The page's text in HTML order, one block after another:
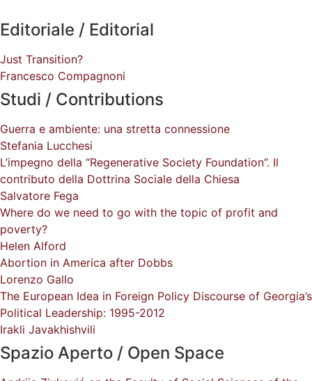
Editoriale / Editorial
Just Transition?
Francesco Compagnoni
Studi / Contributions
Guerra e ambiente: una stretta connessione
Stefania Lucchesi
L’impegno della “Regenerative Society Foundation”. Il
contributo della Dottrina Sociale della Chiesa
Salvatore Fega
Where do we need to go with the topic of profit and
poverty?
Helen Alford
Abortion in America after Dobbs
Lorenzo Gallo
The European Idea in Foreign Policy Discourse of Georgia’s
Political Leadership: 1995-2012
Irakli Javakhishvili
Spazio Aperto / Open Space